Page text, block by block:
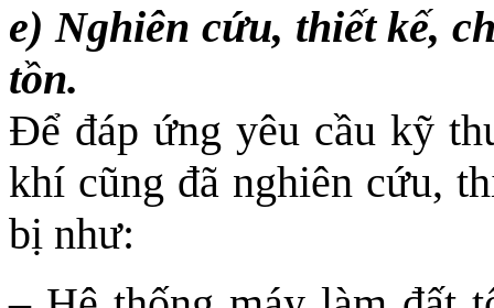
e) Nghiên cứu, thiết kế,
tồn.
Để đáp ứng yêu cầu kỹ
khí cũng đã nghiên cứu,
bị như: